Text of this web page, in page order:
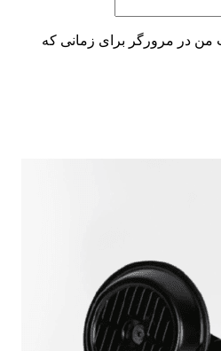
من در مرورگر برای زمانی که